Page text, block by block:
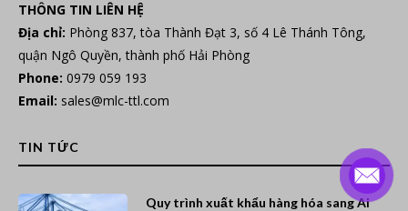
THÔNG TIN LIÊN HỆ
Địa chỉ: Phòng 837, tòa Thành Đạt 3, số 4 Lê Thánh Tông,
quận Ngô Quyền, thành phố Hải Phòng
Phone: 0979 059 193
Email: sales@mlc-ttl.com
TIN TỨC
Quy trình xuất khẩu hàng hóa sang Ai